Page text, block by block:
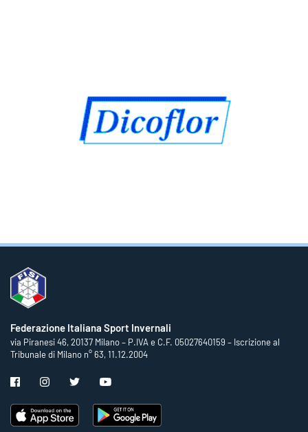
Federazione Italiana Sport Invernali
via Piranesi 46, 20137 Milano – P.IVA e C.F. 05027640159 – Iscrizione al
Tribunale di Milano n° 63, 11.12.2004